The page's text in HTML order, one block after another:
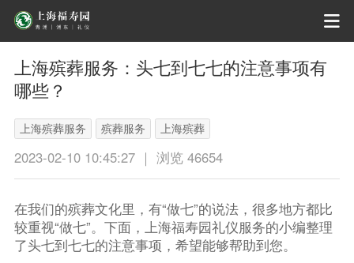
上海殡葬服务：头七到七七的注意事项有
哪些？
上海殡葬服务 殡葬服务 上海殡葬
2023-02-10 10:45:27 ｜ 浏览 46654
在我们的殡葬文化里，有“做七”的说法，很多地方都比
较重视“做七”。下面，上海福寿园礼仪服务的小编整理
了头七到七七的注意事项，希望能够帮助到您。